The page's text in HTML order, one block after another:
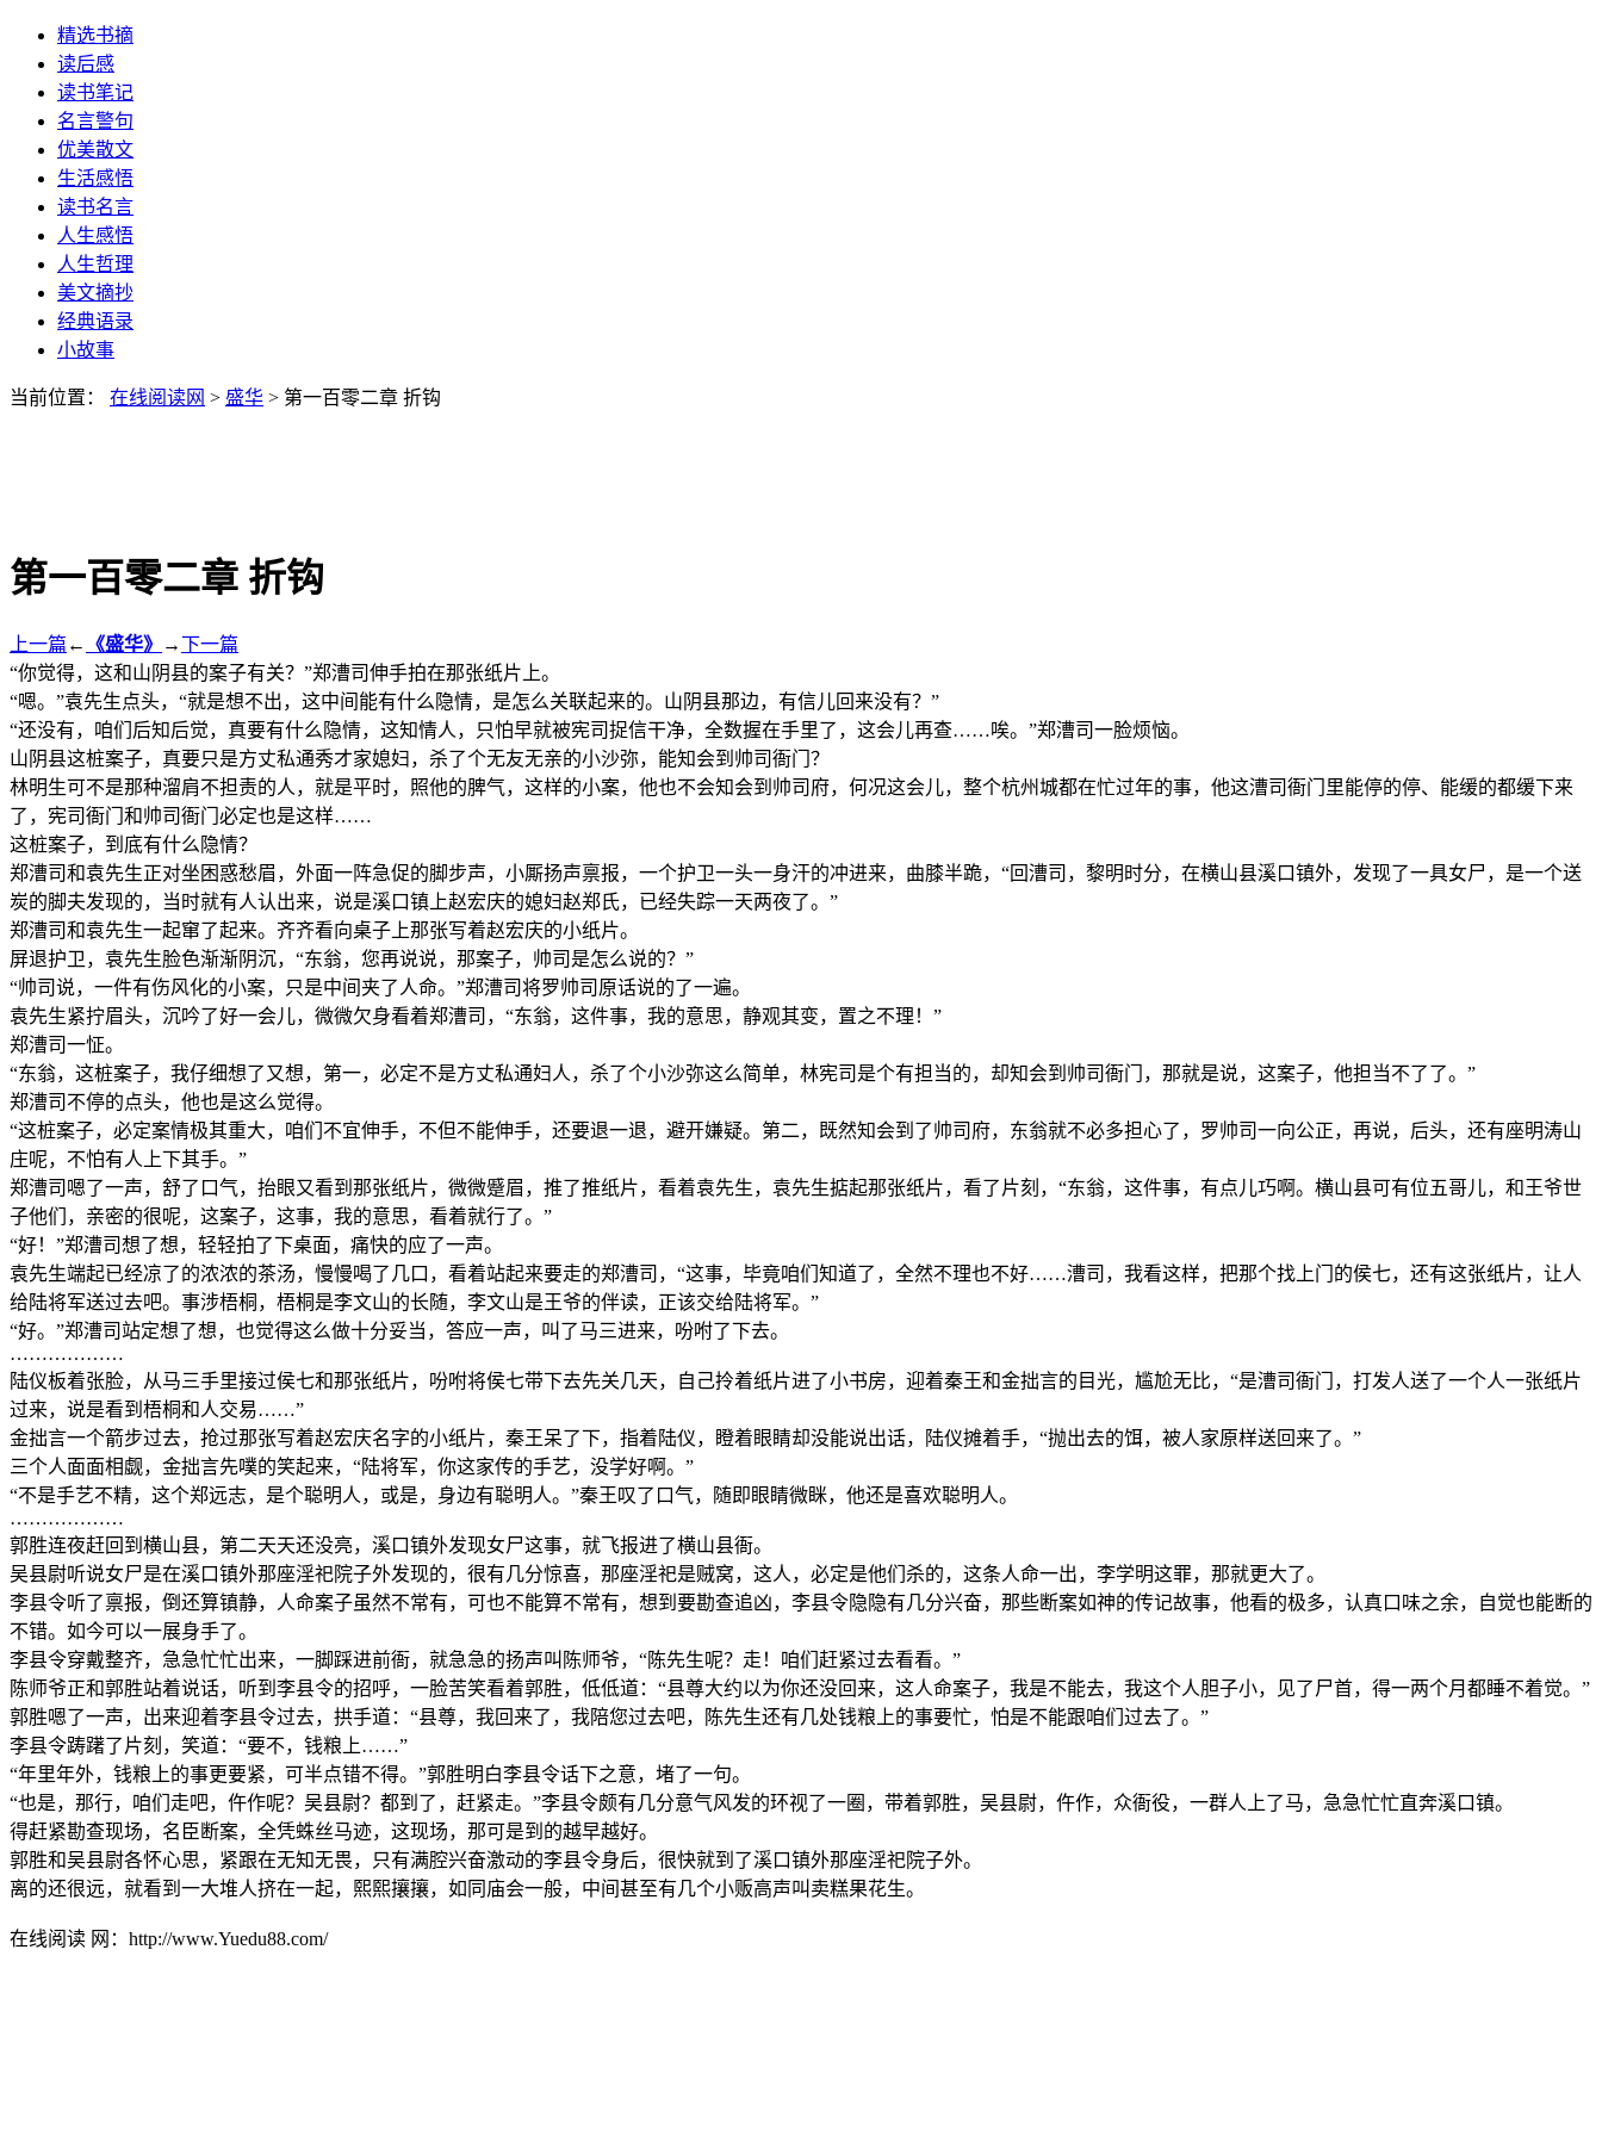
精选书摘
读后感
读书笔记
名言警句
优美散文
生活感悟
读书名言
人生感悟
人生哲理
美文摘抄
经典语录
小故事
当前位置： 在线阅读网 > 盛华 > 第一百零二章 折钩
第一百零二章 折钩
上一篇 ← 《盛华》 →下一篇
“你觉得，这和山阴县的案子有关？”郑漕司伸手拍在那张纸片上。
“嗯。”袁先生点头，“就是想不出，这中间能有什么隐情，是怎么关联起来的。山阴县那边，有信儿回来没有？”
“还没有，咱们后知后觉，真要有什么隐情，这知情人，只怕早就被宪司捉信干净，全数握在手里了，这会儿再查……唉。”郑漕司一脸烦恼。
山阴县这桩案子，真要只是方丈私通秀才家媳妇，杀了个无友无亲的小沙弥，能知会到帅司衙门？
林明生可不是那种溜肩不担责的人，就是平时，照他的脾气，这样的小案，他也不会知会到帅司府，何况这会儿，整个杭州城都在忙过年的事，他这漕司衙门里能停的停、能缓的都缓下来
了，宪司衙门和帅司衙门必定也是这样……
这桩案子，到底有什么隐情？
郑漕司和袁先生正对坐困惑愁眉，外面一阵急促的脚步声，小厮扬声禀报，一个护卫一头一身汗的冲进来，曲膝半跪，“回漕司，黎明时分，在横山县溪口镇外，发现了一具女尸，是一个送
炭的脚夫发现的，当时就有人认出来，说是溪口镇上赵宏庆的媳妇赵郑氏，已经失踪一天两夜了。”
郑漕司和袁先生一起窜了起来。齐齐看向桌子上那张写着赵宏庆的小纸片。
屏退护卫，袁先生脸色渐渐阴沉，“东翁，您再说说，那案子，帅司是怎么说的？”
“帅司说，一件有伤风化的小案，只是中间夹了人命。”郑漕司将罗帅司原话说的了一遍。
袁先生紧拧眉头，沉吟了好一会儿，微微欠身看着郑漕司，“东翁，这件事，我的意思，静观其变，置之不理！”
郑漕司一怔。
“东翁，这桩案子，我仔细想了又想，第一，必定不是方丈私通妇人，杀了个小沙弥这么简单，林宪司是个有担当的，却知会到帅司衙门，那就是说，这案子，他担当不了了。”
郑漕司不停的点头，他也是这么觉得。
“这桩案子，必定案情极其重大，咱们不宜伸手，不但不能伸手，还要退一退，避开嫌疑。第二，既然知会到了帅司府，东翁就不必多担心了，罗帅司一向公正，再说，后头，还有座明涛山
庄呢，不怕有人上下其手。”
郑漕司嗯了一声，舒了口气，抬眼又看到那张纸片，微微蹙眉，推了推纸片，看着袁先生，袁先生掂起那张纸片，看了片刻，“东翁，这件事，有点儿巧啊。横山县可有位五哥儿，和王爷世
子他们，亲密的很呢，这案子，这事，我的意思，看着就行了。”
“好！”郑漕司想了想，轻轻拍了下桌面，痛快的应了一声。
袁先生端起已经凉了的浓浓的茶汤，慢慢喝了几口，看着站起来要走的郑漕司，“这事，毕竟咱们知道了，全然不理也不好……漕司，我看这样，把那个找上门的侯七，还有这张纸片，让人
给陆将军送过去吧。事涉梧桐，梧桐是李文山的长随，李文山是王爷的伴读，正该交给陆将军。”
“好。”郑漕司站定想了想，也觉得这么做十分妥当，答应一声，叫了马三进来，吩咐了下去。
………………
陆仪板着张脸，从马三手里接过侯七和那张纸片，吩咐将侯七带下去先关几天，自己拎着纸片进了小书房，迎着秦王和金拙言的目光，尴尬无比，“是漕司衙门，打发人送了一个人一张纸片
过来，说是看到梧桐和人交易……”
金拙言一个箭步过去，抢过那张写着赵宏庆名字的小纸片，秦王呆了下，指着陆仪，瞪着眼睛却没能说出话，陆仪摊着手，“抛出去的饵，被人家原样送回来了。”
三个人面面相觑，金拙言先噗的笑起来，“陆将军，你这家传的手艺，没学好啊。”
“不是手艺不精，这个郑远志，是个聪明人，或是，身边有聪明人。”秦王叹了口气，随即眼睛微眯，他还是喜欢聪明人。
………………
郭胜连夜赶回到横山县，第二天天还没亮，溪口镇外发现女尸这事，就飞报进了横山县衙。
吴县尉听说女尸是在溪口镇外那座淫祀院子外发现的，很有几分惊喜，那座淫祀是贼窝，这人，必定是他们杀的，这条人命一出，李学明这罪，那就更大了。
李县令听了禀报，倒还算镇静，人命案子虽然不常有，可也不能算不常有，想到要勘查追凶，李县令隐隐有几分兴奋，那些断案如神的传记故事，他看的极多，认真口味之余，自觉也能断的
不错。如今可以一展身手了。
李县令穿戴整齐，急急忙忙出来，一脚踩进前衙，就急急的扬声叫陈师爷，“陈先生呢？走！咱们赶紧过去看看。”
陈师爷正和郭胜站着说话，听到李县令的招呼，一脸苦笑看着郭胜，低低道：“县尊大约以为你还没回来，这人命案子，我是不能去，我这个人胆子小，见了尸首，得一两个月都睡不着觉。”
郭胜嗯了一声，出来迎着李县令过去，拱手道：“县尊，我回来了，我陪您过去吧，陈先生还有几处钱粮上的事要忙，怕是不能跟咱们过去了。”
李县令踌躇了片刻，笑道：“要不，钱粮上……”
“年里年外，钱粮上的事更要紧，可半点错不得。”郭胜明白李县令话下之意，堵了一句。
“也是，那行，咱们走吧，仵作呢？吴县尉？都到了，赶紧走。”李县令颇有几分意气风发的环视了一圈，带着郭胜，吴县尉，仵作，众衙役，一群人上了马，急急忙忙直奔溪口镇。
得赶紧勘查现场，名臣断案，全凭蛛丝马迹，这现场，那可是到的越早越好。
郭胜和吴县尉各怀心思，紧跟在无知无畏，只有满腔兴奋激动的李县令身后，很快就到了溪口镇外那座淫祀院子外。
离的还很远，就看到一大堆人挤在一起，熙熙攘攘，如同庙会一般，中间甚至有几个小贩高声叫卖糕果花生。
在线阅读 网：http://www.Yuedu88.com/